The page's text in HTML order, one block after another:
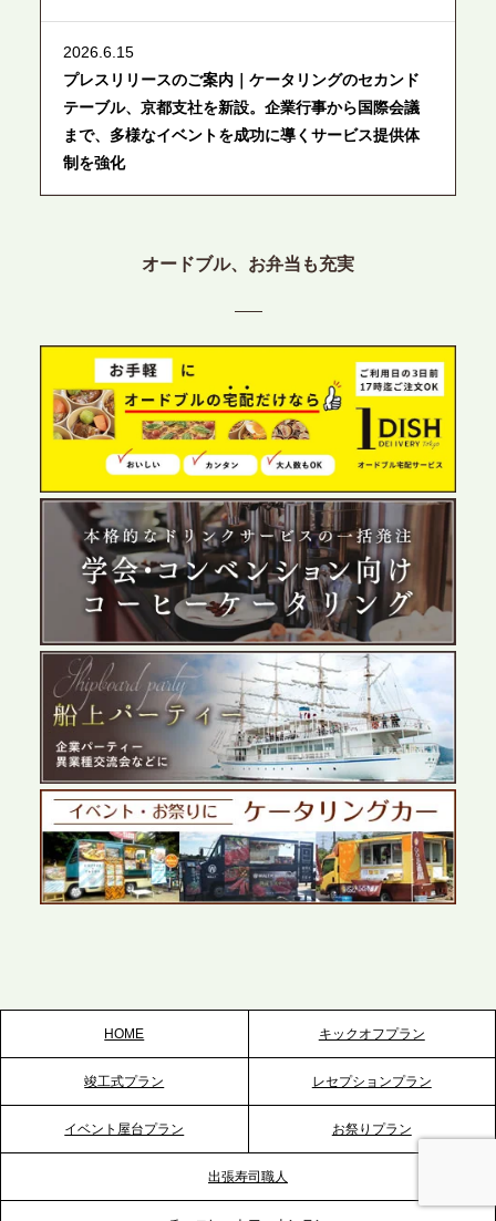
2026.6.15
プレスリリースのご案内｜ケータリングのセカンド
テーブル、京都支社を新設。企業行事から国際会議
まで、多様なイベントを成功に導くサービス提供体
制を強化
プレスリリースのご案内｜ケータリングのセカンド
テーブル、東京都中央区に支社を新設。都内３拠点
目の展開で、拡大する出張パーティー・ケータリン
2026.6.4
プレスリリースのご案内｜夏の社内親睦が、配属後
の離職防止に。オフィスや会議室で縁日気分を味わ
う「お祭りケータリング」の提供を開始
2026.5.29
プレスリリースのご案内｜ケータリングのセカンド
テーブル、群馬前橋支社を設立。再開発やオフィス
展開が進む前橋エリアの企業ニーズに応え、高品質
なサービスで各種イベント・懇親会をサポート
2026.5.27
プレスリリースのご案内｜ケータリングのセカンド
テーブル、千葉本社を新設。幕張・舞浜の大型イベ
ントから主要都市の社内懇親会まで、現地拠点を活
かしたスムーズな対応を展開
2026.5.22
2026.5.20
プレスリリースのご案内｜ケータリングのセカンド
2026.5.12
オードブル、お弁当も充実
HOME キックオフプラン
竣工式プラン レセプションプラン
イベント屋台プラン お祭りプラン
出張寿司職人